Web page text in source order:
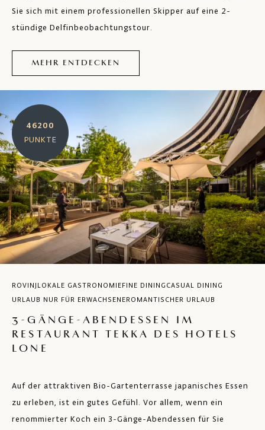
Sie sich mit einem professionellen Skipper auf eine 2-
stündige Delfinbeobachtungstour.
MEHR ENTDECKEN
46200
PUNKTE
ROVINJ LOKALE GASTRONOMIEFINE DINING CASUAL DINING
URLAUB NUR FÜR ERWACHSENEROMANTISCHER URLAUB
3-GÄNGE-ABENDESSEN IM
RESTAURANT TEKKA DES HOTELS
LONE
Auf der attraktiven Bio-Gartenterrasse japanisches Essen
zu erleben, ist ein gutes Gefühl. Vor allem, wenn ein
renommierter Koch ein 3-Gänge-Abendessen für Sie